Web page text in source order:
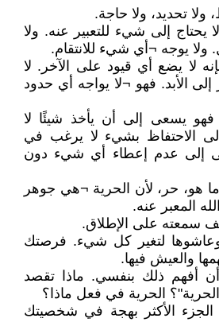
ولا تحديد، ولا حاجة.
يحتاج إلى شيء للتعبير عنه. ولا
ولا يوجه ¬أي شيء للانتقام.
لا يضع أي قيود على الآخر. لا
الأبد. فهو ¬لا يواجه أي حدود
فهو يسعى إلى أن يأخذ شيئًا لا
الاحتفاظ بشيء لا يرغب في
إلى عدم إعطاء أي شيء دون
هو، حر، لأن الحرية ¬هي جوهر
المعبر عنه.
سمعته على الإطلاق.
وعاشوها لتغير كل شيء. فرصتك
والعيش فيها.
أفهم ذلك بنفسي. ماذا تقصد
الحرية في فعل ماذا؟
الجزء الأكثر بهجة في شخصيتك